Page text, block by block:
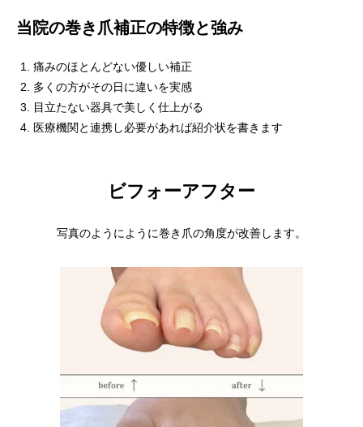
当院の巻き爪補正の特徴と強み
痛みのほとんどない優しい補正
多くの方がその日に違いを実感
目立たない器具で美しく仕上がる
医療機関と連携し必要があれば紹介状を書きます
ビフォーアフター
写真のようにように巻き爪の角度が改善します。